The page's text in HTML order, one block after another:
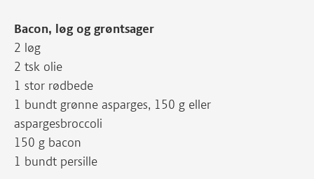
Bacon, løg og grøntsager
2 løg
2 tsk olie
1 stor rødbede
1 bundt grønne asparges, 150 g eller
aspargesbroccoli
150 g bacon
1 bundt persille